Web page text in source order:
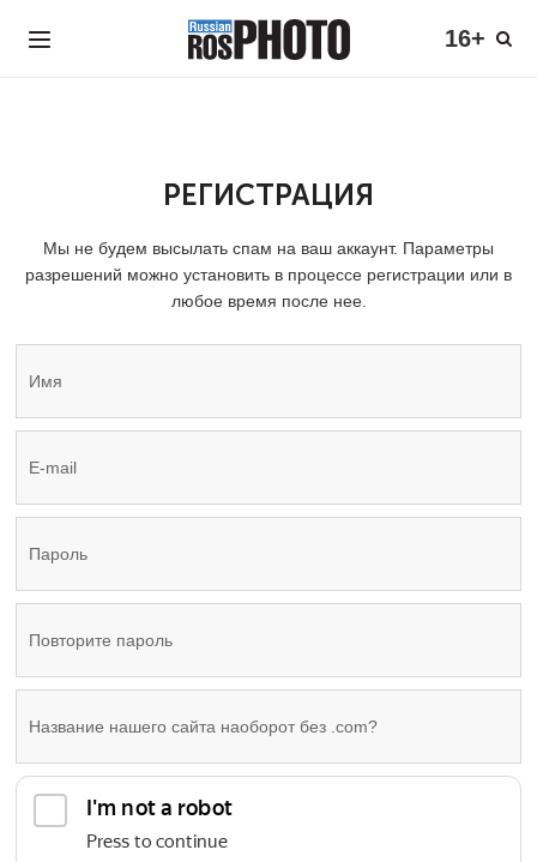
16+
РЕГИСТРАЦИЯ
Мы не будем высылать спам на ваш аккаунт. Параметры
разрешений можно установить в процессе регистрации или в
любое время после нее.